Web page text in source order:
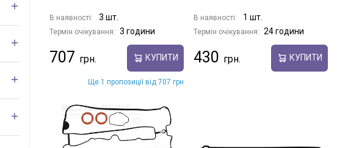
В наявності: 3 шт.
Термін очікування: 3 години
707 КУПИТИ
Ще 1 пропозиції від 707 грн
В наявності: 1 шт.
Термін очікування: 24 години
430 КУПИТИ